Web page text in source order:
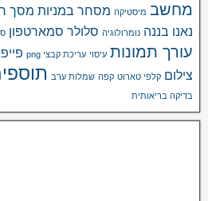
מחשב מיסטיקה מסחר במניות מסך
נאנו בננה נומרולוגיה סלולר סמארטפון
עורך תמונות עיסוי עריכת קבצי png
צילום קלפי טארוט קפה שמלות ערב
בדיקה בריאותית